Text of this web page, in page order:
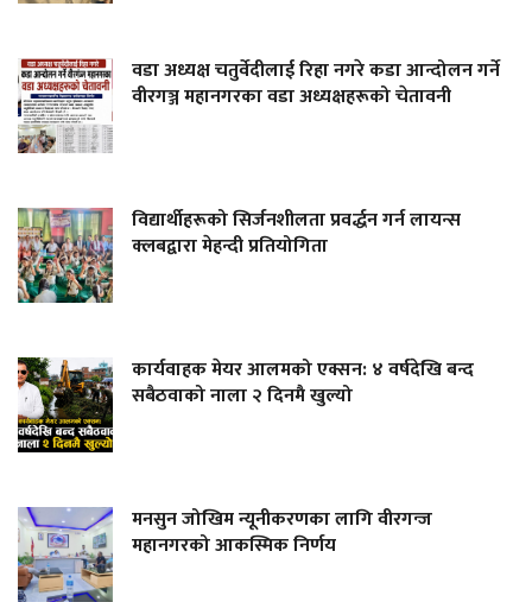
वडा अध्यक्ष चतुर्वेदीलाई रिहा नगरे कडा आन्दोलन गर्ने
वीरगञ्ज महानगरका वडा अध्यक्षहरूको चेतावनी
विद्यार्थीहरूको सिर्जनशीलता प्रवर्द्धन गर्न लायन्स
क्लबद्वारा मेहन्दी प्रतियोगिता
कार्यवाहक मेयर आलमको एक्सन: ४ वर्षदेखि बन्द
सबैठवाको नाला २ दिनमै खुल्यो
मनसुन जोखिम न्यूनीकरणका लागि वीरगन्ज
महानगरको आकस्मिक निर्णय